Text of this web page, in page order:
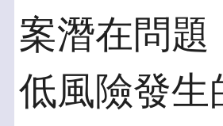
案潛在問題
低風險發生